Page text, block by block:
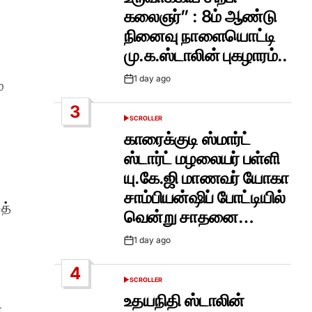
கலைஞர்” : 8ம் ஆண்டு
நினைவு நாளையொட்டி
மு.க.ஸ்டாலின் புகழாரம்..
Post1 day ago
3
POSTED
SCROLLER
காரைக்குடி ஸ்மார்ட்
ஸ்டார்ட் மழலையர் பள்ளி
யு.கே.ஜி மாணவர் யோகா
சாம்பியன்ஷிப் போட்டியில்
வென்று சாதனை…
Post1 day ago
4
POSTED
SCROLLER
உதயநிதி ஸ்டாலின்